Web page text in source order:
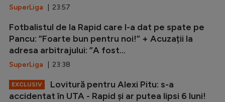
SuperLiga | 23:57
Fotbalistul de la Rapid care l-a dat pe spate pe
Pancu: ”Foarte bun pentru noi!” + Acuzații la
adresa arbitrajului: ”A fost...
SuperLiga | 23:38
EXCLUSIV
Lovitură pentru Alexi Pitu: s-a
accidentat în UTA - Rapid și ar putea lipsi 6 luni!